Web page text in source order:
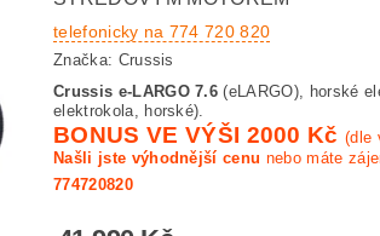
telefonicky na 774 720 820
Značka: Crussis
Crussis e-LARGO 7.6 (eLARGO), horské
elektrokola, horské).
BONUS VE VÝŠI 2000 Kč (dle
Našli jste výhodnější cenu nebo máte
774720820